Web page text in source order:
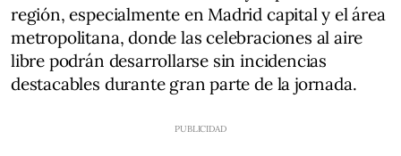
región, especialmente en Madrid capital y el área
metropolitana, donde las celebraciones al aire
libre podrán desarrollarse sin incidencias
destacables durante gran parte de la jornada.